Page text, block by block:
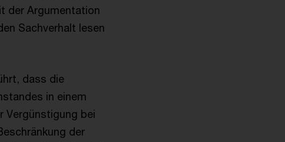
der Argumentation
Sachverhalt lesen
dass die
in einem
Vergünstigung bei
der